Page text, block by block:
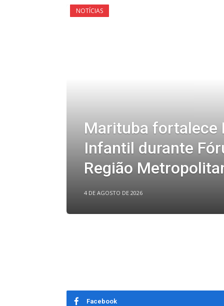
NOTÍCIAS
Marituba fortalece
Infantil durante
Região
4 DE AGOSTO DE 2026
Facebook